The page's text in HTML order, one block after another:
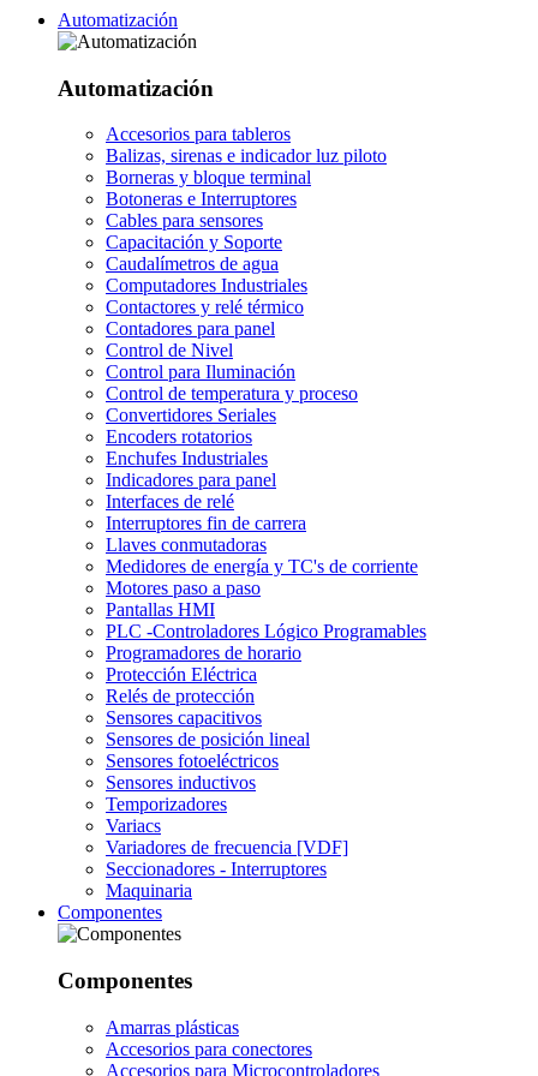
Automatización
Automatización
Accesorios para tableros
Balizas, sirenas e indicador luz piloto
Borneras y bloque terminal
Botoneras e Interruptores
Cables para sensores
Capacitación y Soporte
Caudalímetros de agua
Computadores Industriales
Contactores y relé térmico
Contadores para panel
Control de Nivel
Control para Iluminación
Control de temperatura y proceso
Convertidores Seriales
Encoders rotatorios
Enchufes Industriales
Indicadores para panel
Interfaces de relé
Interruptores fin de carrera
Llaves conmutadoras
Medidores de energía y TC's de corriente
Motores paso a paso
Pantallas HMI
PLC -Controladores Lógico Programables
Programadores de horario
Protección Eléctrica
Relés de protección
Sensores capacitivos
Sensores de posición lineal
Sensores fotoeléctricos
Sensores inductivos
Temporizadores
Variacs
Variadores de frecuencia [VDF]
Seccionadores - Interruptores
Maquinaria
Componentes
Componentes
Amarras plásticas
Accesorios para conectores
Accesorios para Microcontroladores